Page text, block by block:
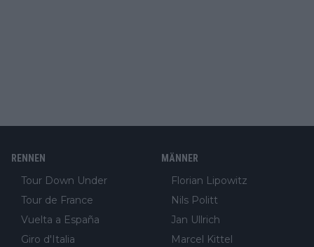
RENNEN
Tour Down Under
Tour de France
Vuelta a España
Giro d'Italia
MÄNNER
Florian Lipowitz
Nils Politt
Jan Ullrich
Marcel Kittel